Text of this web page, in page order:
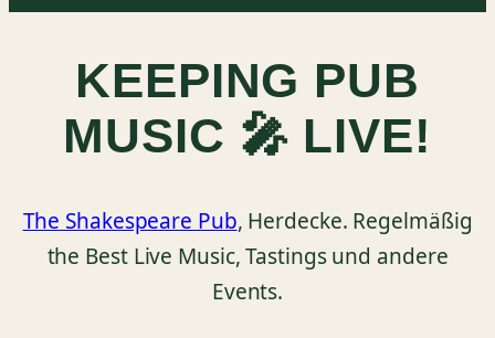
KEEPING PUB
MUSIC 🎤 LIVE!
The Shakespeare Pub, Herdecke. Regelmäßig
the Best Live Music, Tastings und andere
Events.